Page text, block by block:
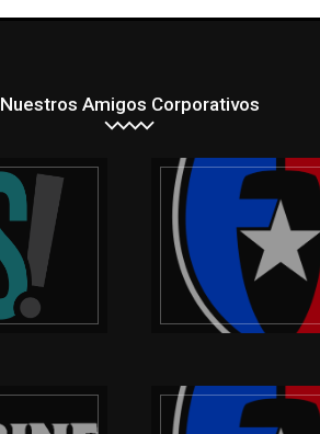
Nuestros Amigos Corporativos